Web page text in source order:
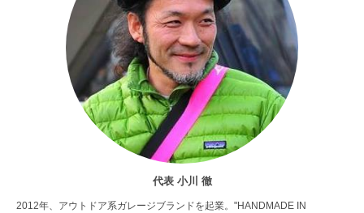
代表 小川 徹
2012年、アウトドア系ガレージブランドを起業。"HANDMADE IN